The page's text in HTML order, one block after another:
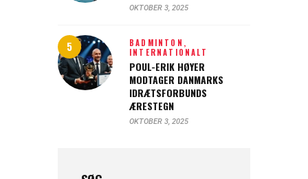
OKTOBER 3, 2025
BADMINTON,
INTERNATIONALT
POUL-ERIK HØYER
MODTAGER DANMARKS
IDRÆTSFORBUNDS
ÆRESTEGN
OKTOBER 3, 2025